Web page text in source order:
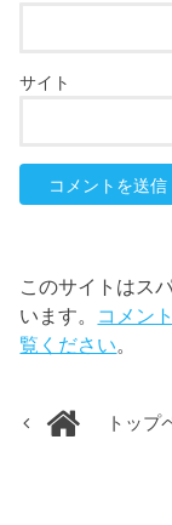
サイト
このサイトはス
います。 コメン
覧ください。
トップ